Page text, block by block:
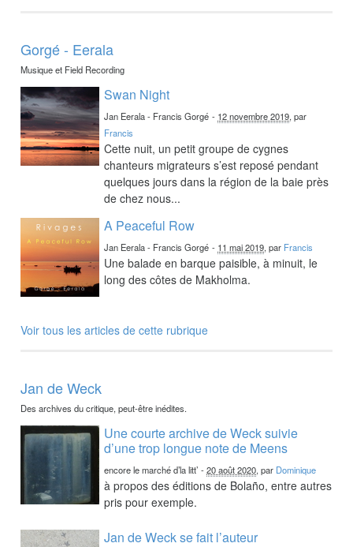
Gorgé - Eerala
Musique et Field Recording
Swan Night
Jan Eerala - Francis Gorgé - 12 novembre 2019, par
Francis
Cette nuit, un petit groupe de cygnes
chanteurs migrateurs s’est reposé pendant
quelques jours dans la région de la baie près
de chez nous...
A Peaceful Row
Jan Eerala - Francis Gorgé - 11 mai 2019, par Francis
Une balade en barque paisible, à minuit, le
long des côtes de Makholma.
Voir tous les articles de cette rubrique
Jan de Weck
Des archives du critique, peut-être inédites.
Une courte archive de Weck suivie
d’une trop longue note de Meens
encore le marché d’la litt’ -20 août 2020, par Dominique
à propos des éditions de Bolaño, entre autres
pris pour exemple.
Jan de Weck se fait l’auteur